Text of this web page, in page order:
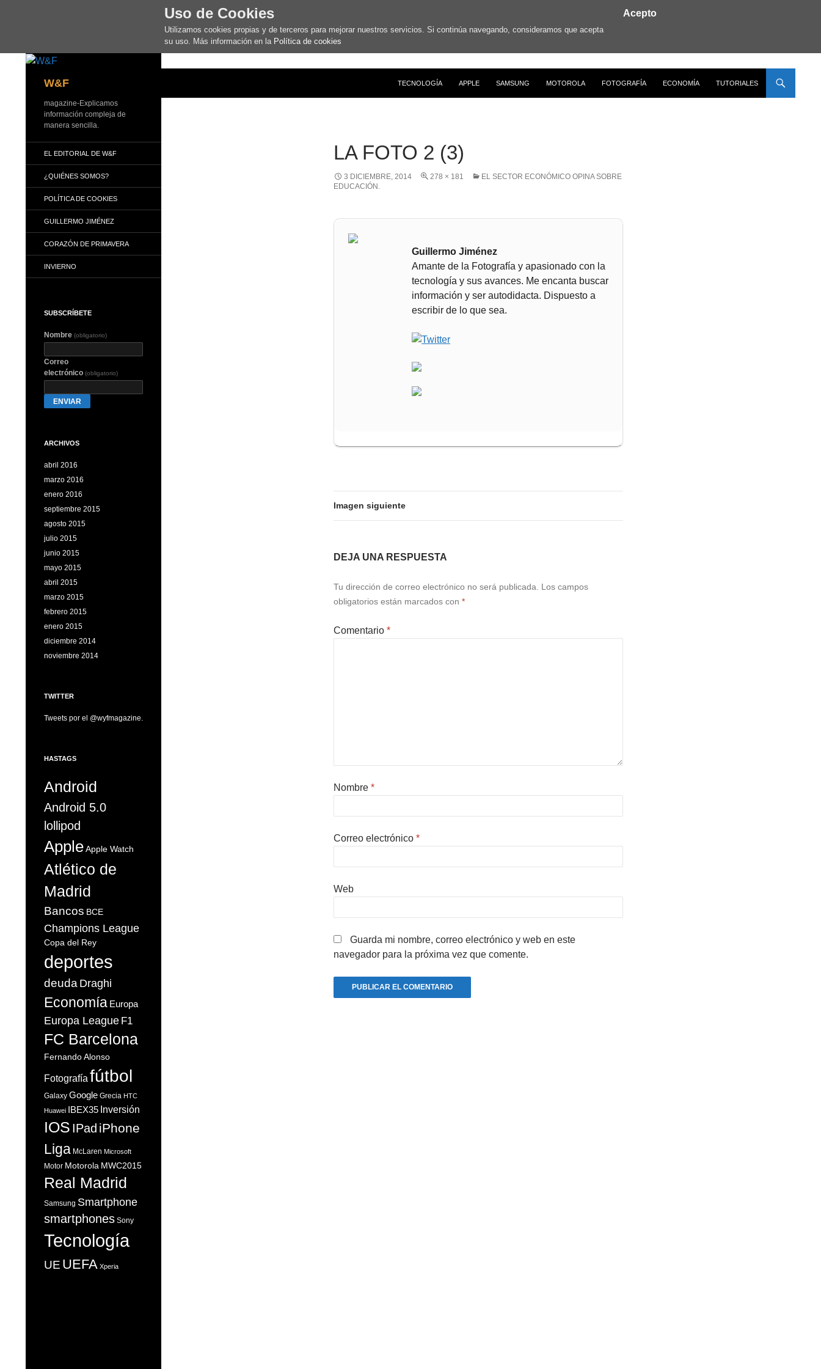
Uso de Cookies
Utilizamos cookies propias y de terceros para mejorar nuestros servicios. Si continúa navegando, consideramos que acepta
su uso. Más información en la Política de cookies
Acepto
W&F
TECNOLOGÍA
APPLE SAMSUNG MOTOROLA FOTOGRAFÍA ECONOMÍA TUTORIALES
LA FOTO 2 (3)
3 DICIEMBRE, 2014 278 × 181
EL SECTOR ECONÓMICO OPINA SOBRE
EDUCACIÓN.
Guillermo Jiménez
Amante de la Fotografía y apasionado con la
tecnología y sus avances. Me encanta buscar
información y ser autodidacta. Dispuesto a
escribir de lo que sea.
Imagen siguiente
DEJA UNA RESPUESTA
Tu dirección de correo electrónico no será publicada.
Los campos
obligatorios están marcados con *
Comentario *
Nombre *
Correo electrónico *
Web
Guarda mi nombre, correo electrónico y web en este
navegador para la próxima vez que comente.
magazine-Explicamos
información compleja de
manera sencilla.
EL EDITORIAL DE W&F
¿QUIÉNES SOMOS?
POLÍTICA DE COOKIES
GUILLERMO JIMÉNEZ
CORAZÓN DE PRIMAVERA
INVIERNO
SUBSCRÍBETE
Nombre (obligatorio)
Correo
electrónico (obligatorio)
ENVIAR
ARCHIVOS
abril 2016
marzo 2016
enero 2016
septiembre 2015
agosto 2015
julio 2015
junio 2015
mayo 2015
abril 2015
marzo 2015
febrero 2015
enero 2015
diciembre 2014
noviembre 2014
TWITTER
Tweets por el @wyfmagazine.
HASTAGS
Android
Android 5.0
lollipod
AppleApple Watch
Atlético de
Madrid
Bancos BCE
Champions League
Copa del Rey
deportes
deuda Draghi
Economía Europa
Europa League F1
FC Barcelona
Fernando Alonso
Fotografía fútbol
Galaxy Google Grecia HTC
Huawei IBEX35 Inversión
IOS IPad iPhone
Liga McLaren Microsoft
Motor Motorola MWC2015
Real Madrid
Samsung Smartphone
smartphones Sony
Tecnología
UE UEFA Xperia